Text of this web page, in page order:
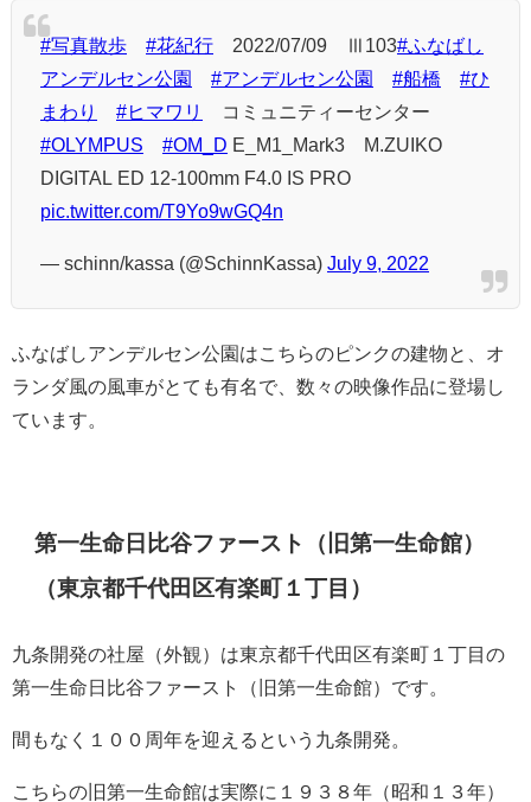
#写真散歩 #花紀行 2022/07/09 Ⅲ103#ふなばし
アンデルセン公園
#アンデルセン公園 #船橋
#ひ
まわり
#ヒマワリ
コミュニティーセンター
#OLYMPUS
#OM_D E_M1_Mark3 M.ZUIKO
DIGITAL ED 12-100mm F4.0 IS PRO
pic.twitter.com/T9Yo9wGQ4n
— schinn/kassa (@SchinnKassa) July 9, 2022
ふなばしアンデルセン公園はこちらのピンクの建物と、オ
ランダ風の風車がとても有名で、数々の映像作品に登場し
ています。
第一生命日比谷ファースト（旧第一生命館）
（東京都千代田区有楽町１丁目）
九条開発の社屋（外観）は東京都千代田区有楽町１丁目の
第一生命日比谷ファースト（旧第一生命館）です。
間もなく１００周年を迎えるという九条開発。
こちらの旧第一生命館は実際に１９３８年（昭和１３年）